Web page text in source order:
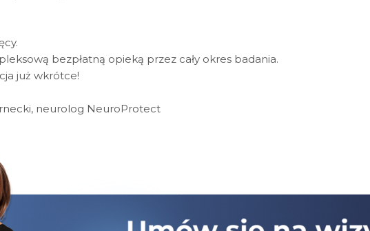
bezpłatną opieką przez cały okres badania.
już wkrótce!
neurolog NeuroProtect